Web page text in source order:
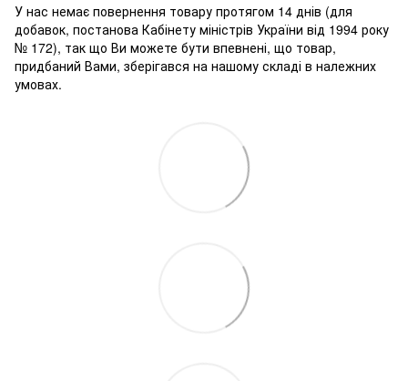
У нас немає повернення товару протягом 14 днів (для
добавок, постанова Кабінету міністрів України від 1994 року
№ 172), так що Ви можете бути впевнені, що товар,
придбаний Вами, зберігався на нашому складі в належних
умовах.